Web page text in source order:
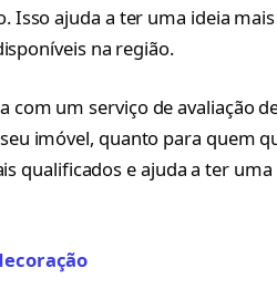
ajuda a ter uma ideia
na região.
um serviço de avaliação
imóvel, quanto para quem
qualificados e ajuda a ter